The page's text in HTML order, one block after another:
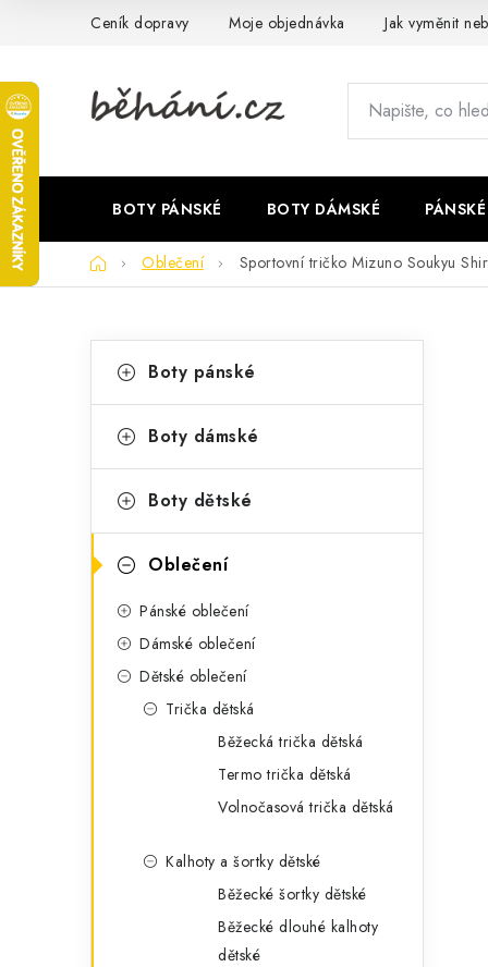
Ceník dopravy Moje objednávka Jak vyměnit
BOTY PÁNSKÉ BOTY DÁMSKÉ
DomůOblečení Sportovní tričko Mizuno Soukyu
o
t
r
a
kategorie
a
e
o
r
Boty pánské
Boty dámské
Boty dětské
Oblečení
Pánské oblečení
Dámské oblečení
Dětské oblečení
Trička dětská
Běžecká trička dětská
Termo trička dětská
Volnočasová trička dětská
Kalhoty a šortky dětské
Běžecké šortky dětské
Běžecké dlouhé kalhoty
dětské